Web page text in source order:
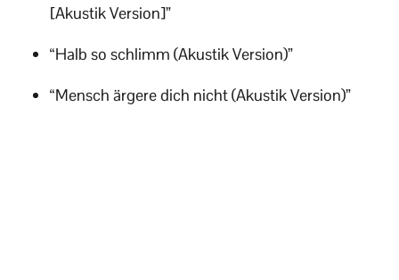
[Akustik Version]”
“Halb so schlimm (Akustik Version)”
“Mensch ärgere dich nicht (Akustik Version)”